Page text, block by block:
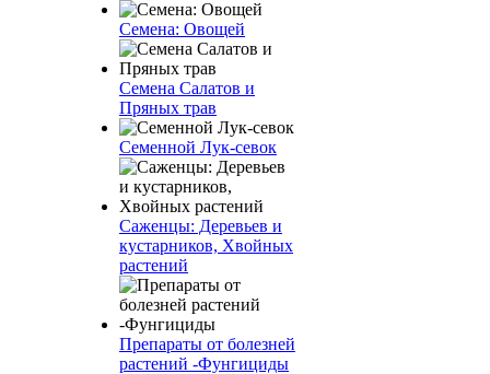
Семена: Овощей
Семена Салатов и
Пряных трав
Семенной Лук-севок
Саженцы: Деревьев и
кустарников, Хвойных
растений
Препараты от болезней
растений -Фунгициды